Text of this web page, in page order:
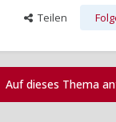
Teilen
Auf dieses Thema